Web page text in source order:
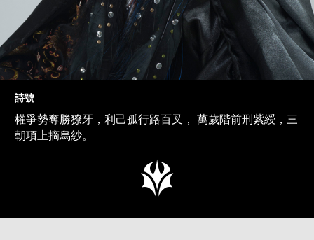
詩號
權爭勢奪勝獠牙，利己孤行路百叉， 萬歲階前刑紫綬，三
朝項上摘烏紗。